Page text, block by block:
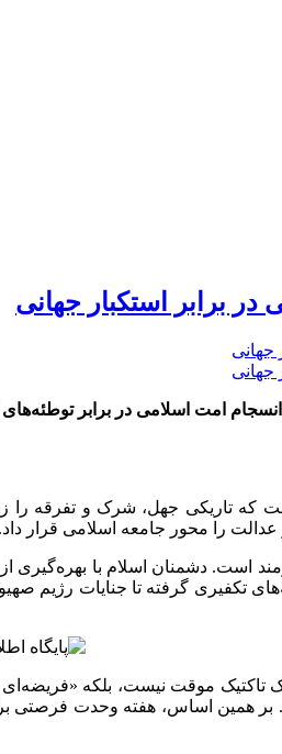
برابر استکبار جهانی
امت اسلامی در برابر
تاریکی جهل، شرک و تفرقه را
را محور جامعه اسلامی قرار داد.
است. دشمنان اسلام با
تکفیری گرفته تا جنایات
تاکتیک موقت نیست، بلکه
همین اساس، هفته وحدت فرصتی